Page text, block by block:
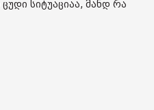
ცუდი სიტუაციაა, მანდ რა